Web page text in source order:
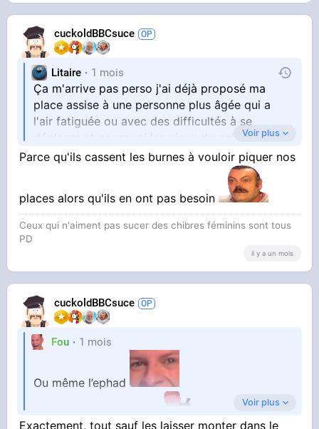
cuckoldBBCsuce
Litaire 1 mois
Ça m'arrive pas perso j'ai déjà proposé ma
place assise à une personne plus âgée qui a
l'air fatiguée ou avec des difficultés à se
déplacer et pourquoi les vieux devraient rester
Voir plus
Parce qu'ils cassent les burnes à vouloir piquer nos
places alors qu'ils en ont pas besoin
Ceux qui n'aiment pas sucer des chibres féminins sont tous
PD
il y a un mois
cuckoldBBCsuce
Fou 1 mois
Ou même l’ephad
C’est très bien l’ephad
Voir plus
Exactement, tout sauf les laisser monter dans le